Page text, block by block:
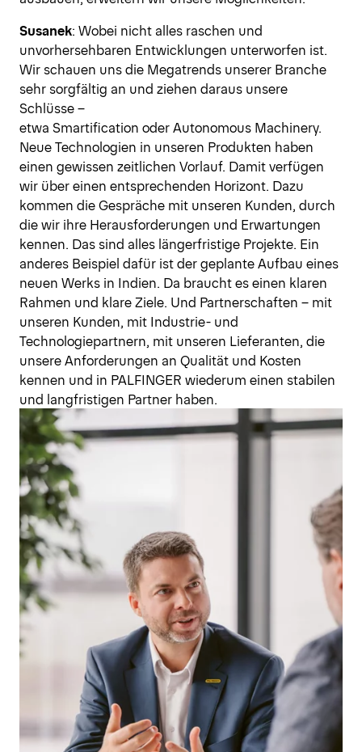
Susanek: Wobei nicht alles raschen und
unvorhersehbaren Entwicklungen unterworfen ist.
Wir schauen uns die Megatrends unserer Branche
sehr sorgfältig an und ziehen daraus unsere
Schlüsse –
etwa Smartification oder Autonomous Machinery.
Neue Technologien in unseren Produkten haben
einen gewissen zeitlichen Vorlauf. Damit verfügen
wir über einen entsprechenden Horizont. Dazu
kommen die Gespräche mit unseren Kunden, durch
die wir ihre Herausforderungen und Erwartungen
kennen. Das sind alles längerfristige Projekte. Ein
anderes Beispiel dafür ist der geplante Aufbau eines
neuen Werks in Indien. Da braucht es einen klaren
Rahmen und klare Ziele. Und Partnerschaften – mit
unseren Kunden, mit Industrie- und
Technologiepartnern, mit unseren Lieferanten, die
unsere Anforderungen an Qualität und Kosten
kennen und in PALFINGER wiederum einen stabilen
und langfristigen Partner haben.